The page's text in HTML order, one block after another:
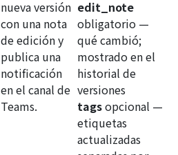
nueva versión
con una nota
de edición y
publica una
notificación
en el canal de
Teams.
edit_note
obligatorio —
qué cambió;
mostrado en el
historial de
versiones
tagsopcional —
etiquetas
actualizadas